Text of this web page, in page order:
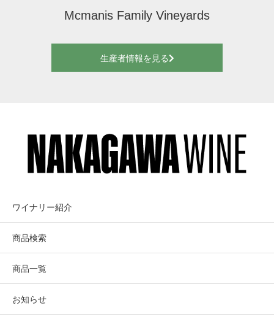
Mcmanis Family Vineyards
生産者情報を見る
ワイナリー紹介
商品検索
商品一覧
お知らせ